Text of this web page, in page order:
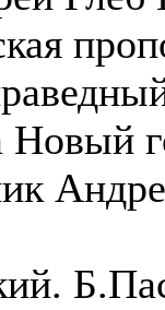
Новый